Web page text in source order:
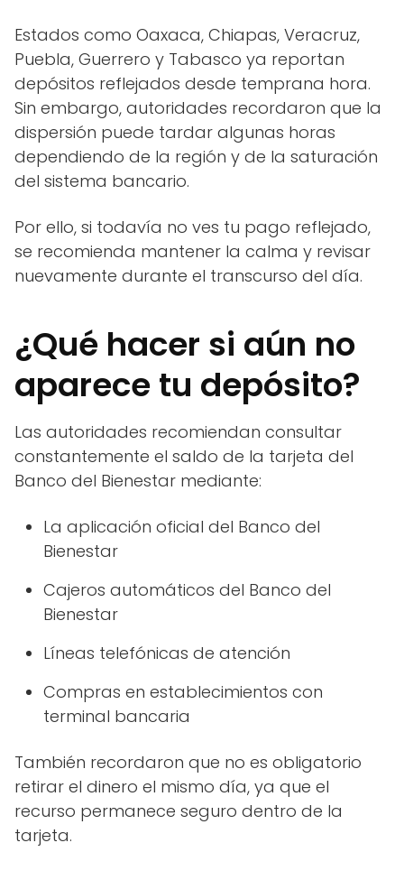
Estados como Oaxaca, Chiapas, Veracruz,
Puebla, Guerrero y Tabasco ya reportan
depósitos reflejados desde temprana hora.
Sin embargo, autoridades recordaron que la
dispersión puede tardar algunas horas
dependiendo de la región y de la saturación
del sistema bancario.
Por ello, si todavía no ves tu pago reflejado,
se recomienda mantener la calma y revisar
nuevamente durante el transcurso del día.
¿Qué hacer si aún no
aparece tu depósito?
Las autoridades recomiendan consultar
constantemente el saldo de la tarjeta del
Banco del Bienestar mediante:
La aplicación oficial del Banco del
Bienestar
Cajeros automáticos del Banco del
Bienestar
Líneas telefónicas de atención
Compras en establecimientos con
terminal bancaria
También recordaron que no es obligatorio
retirar el dinero el mismo día, ya que el
recurso permanece seguro dentro de la
tarjeta.